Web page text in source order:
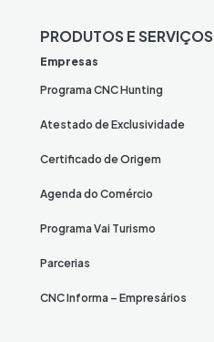
PRODUTOS E SERVIÇOS
Empresas
Programa CNC Hunting
Atestado de Exclusividade
Certificado de Origem
Agenda do Comércio
Programa Vai Turismo
Parcerias
CNC Informa – Empresários